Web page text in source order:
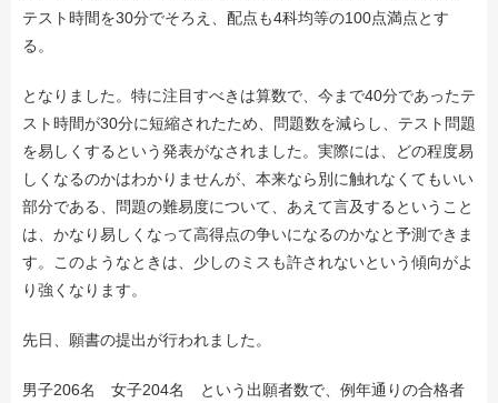
テスト時間を30分でそろえ、配点も4科均等の100点満点とす
る。
となりました。特に注目すべきは算数で、今まで40分であったテ
スト時間が30分に短縮されたため、問題数を減らし、テスト問題
を易しくするという発表がなされました。実際には、どの程度易
しくなるのかはわかりませんが、本来なら別に触れなくてもいい
部分である、問題の難易度について、あえて言及するということ
は、かなり易しくなって高得点の争いになるのかなと予測できま
す。このようなときは、少しのミスも許されないという傾向がよ
り強くなります。
先日、願書の提出が行われました。
男子206名 女子204名 という出願者数で、例年通りの合格者